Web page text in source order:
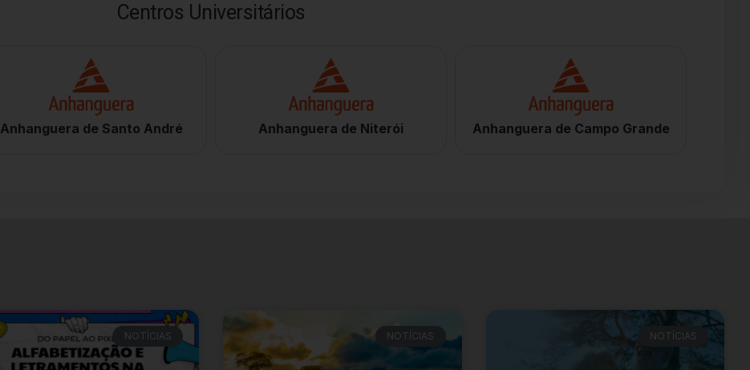
Centros Universitários
Anhanguera de Santo André Anhanguera de Niterói Anhanguera de Campo Grande
NOTÍCIAS NOTÍCIAS NOTÍCIAS